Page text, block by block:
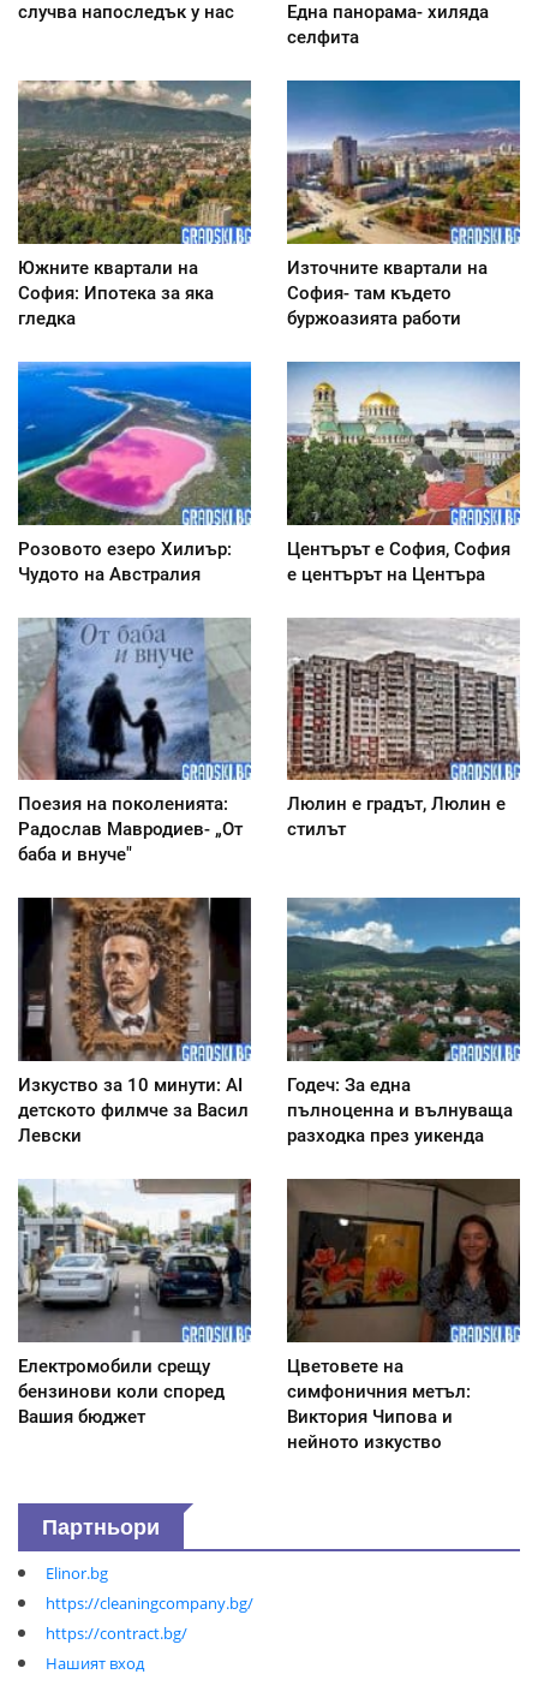
случва напоследък у нас
Една панорама- хиляда
селфита
Южните квартали на
София: Ипотека за яка
гледка
Източните квартали на
София- там където
буржоазията работи
Розовото езеро Хилиър:
Чудото на Австралия
Центърът е София, София
е центърът на Центъра
Поезия на поколенията:
Радослав Мавродиев- „От
баба и внуче"
Люлин е градът, Люлин е
стилът
Изкуство за 10 минути: AI
детското филмче за Васил
Левски
Годеч: За една
пълноценна и вълнуваща
разходка през уикенда
Електромобили срещу
бензинови коли според
Вашия бюджет
Цветовете на
симфоничния метъл:
Виктория Чипова и
нейното изкуство
Партньори
Elinor.bg
https://cleaningcompany.bg/
https://contract.bg/
Нашият вход